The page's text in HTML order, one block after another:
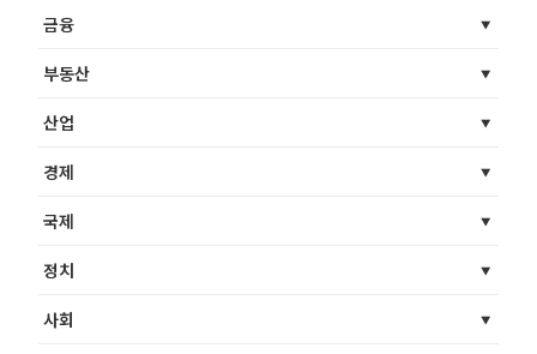
금융
부동산
산업
경제
국제
정치
사회